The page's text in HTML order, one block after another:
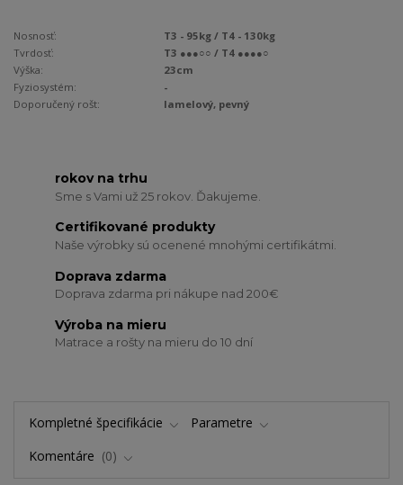
Nosnosť:
T3 - 95kg / T4 - 130kg
Tvrdosť:
T3 ●●●○○ / T4 ●●●●○
Výška:
23cm
Fyziosystém:
-
Doporučený rošt:
lamelový, pevný
rokov na trhu
Sme s Vami už 25 rokov. Ďakujeme.
Certifikované produkty
Naše výrobky sú ocenené mnohými certifikátmi.
Doprava zdarma
Doprava zdarma pri nákupe nad 200€
Výroba na mieru
Matrace a rošty na mieru do 10 dní
Kompletné špecifikácie
Parametre
Komentáre
0